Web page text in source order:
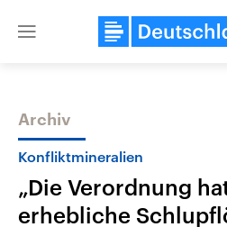
Close
Themen
Archiv
Konfliktmineralien
„Die Verordnung
erhebliche